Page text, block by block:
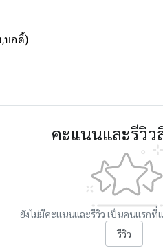
,บอดี้)
คะแนนและรีวิว
ยังไม่มีคะแนนและรีวิว เป็นคนแรกที่
รีวิว